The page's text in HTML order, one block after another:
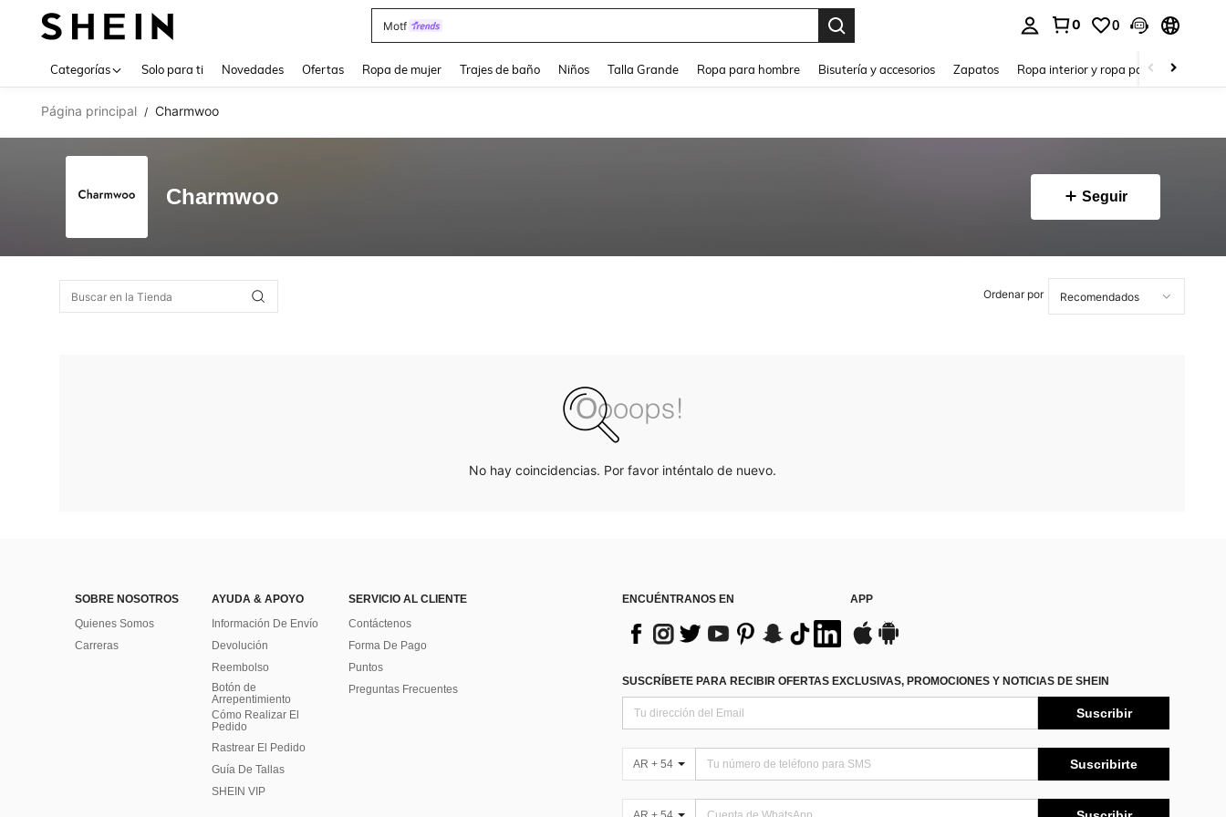
Motf
0 0
Categorías Solo para ti Novedades Ofertas Ropa de mujer Trajes de baño Niños Talla Grande Ropa para hombre Bisutería y accesorios Zapatos Ropa interior y ropa para dormir
Página principal / Charmwoo
Charmwoo Seguir
Ordenar por
No hay coincidencias. Por favor inténtalo de nuevo.
SOBRE NOSOTROS
Quienes Somos
Carreras
AYUDA & APOYO
Información De Envío
Devolución
Reembolso
Botón de
Arrepentimiento
Cómo Realizar El
Pedido
Rastrear El Pedido
Guía De Tallas
SHEIN VIP
SERVICIO AL CLIENTE
Contáctenos
Forma De Pago
Puntos
Preguntas Frecuentes
ENCUÉNTRANOS EN APP
SUSCRÍBETE PARA RECIBIR OFERTAS EXCLUSIVAS, PROMOCIONES Y NOTICIAS DE SHEIN
Suscribir
AR + 54 Suscribirte